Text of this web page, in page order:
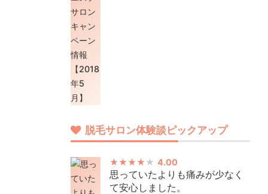
脱毛サロン体験談ピックアップ
4.00
思っていたよりも痛みが少なく
て安心しました。